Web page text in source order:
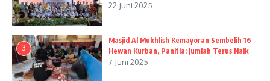
22 Juni 2025
3
Masjid Al Mukhlish Kemayoran Sembelih 16
Hewan Kurban, Panitia: Jumlah Terus Naik
7 Juni 2025